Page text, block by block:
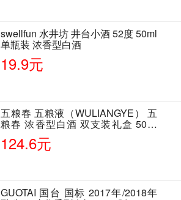
swellfun 水井坊 井台小酒 52度 50ml
单瓶装 浓香型白酒
19.9元
五粮春 五粮液（WULIANGYE） 五
粮春 浓香型白酒 双支装礼盒 50度
500ml*2瓶 含酒具
124.6元
GUOTAI 国台 国标 2017年/2018年